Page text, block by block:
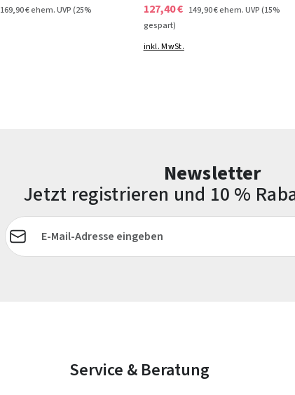
169,90 €ehem. UVP(25%
127,40 € 149,90 €ehem. UVP(15%
gespart)
inkl. MwSt.
Newsletter
Jetzt registrieren und 10 %
E-Mail-Adresse*
Service & Beratung